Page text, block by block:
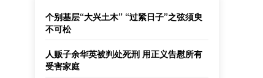
个别基层“大兴土木” “过紧日子”之弦须臾
不可松
人贩子余华英被判处死刑 用正义告慰所有
受害家庭